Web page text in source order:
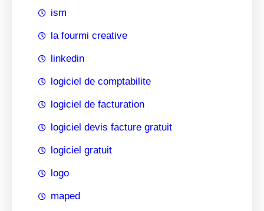
ism
la fourmi creative
linkedin
logiciel de comptabilite
logiciel de facturation
logiciel devis facture gratuit
logiciel gratuit
logo
maped